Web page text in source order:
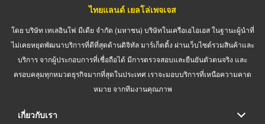
ไทยแลนด์ เยลโล่เพจเจส
โดย บริษัท เทเลอินโฟ มีเดีย จำกัด (มหาชน) บริษัทในเครือเอไอเอส ในฐานะผู้นำที่
ไม่เคยหยุดพัฒนาบริการที่ดีที่สุดด้านดิจิทัล มาร์เก็ตติ้ง ผ่านเว็บไซต์รวมสินค้าและ
บริการ จากผู้ประกอบการที่เชื่อถือได้ มีการตรวจสอบและยืนยันตัวตนจริง และ
ครอบคลุมทุกหมวดธุรกิจมากที่สุดในประเทศ เราจะมอบบริการที่เหนือความคาด
หมาย จากทีมงานคุณภาพ
เกี่ยวกับเรา